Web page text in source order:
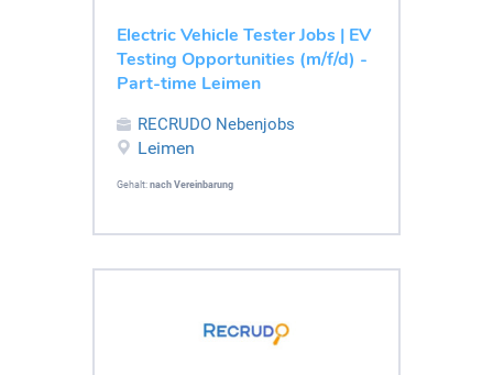
Electric Vehicle Tester Jobs | EV
Testing Opportunities (m/f/d) -
Part-time Leimen
RECRUDO Nebenjobs
Leimen
Gehalt: nach Vereinbarung